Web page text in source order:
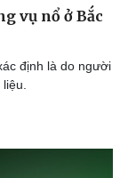
vụ nổ ở Bắc
định là do người